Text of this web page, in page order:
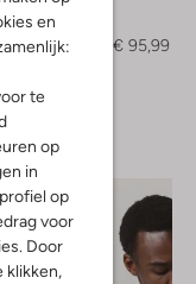
en
te
op
in
op
voor
Door
Chino
€ 159,99
€ 95,99